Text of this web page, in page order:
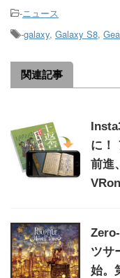
-ニュース
-galaxy, Galaxy S8,
関連記事
に！
前進
ツサ
始。